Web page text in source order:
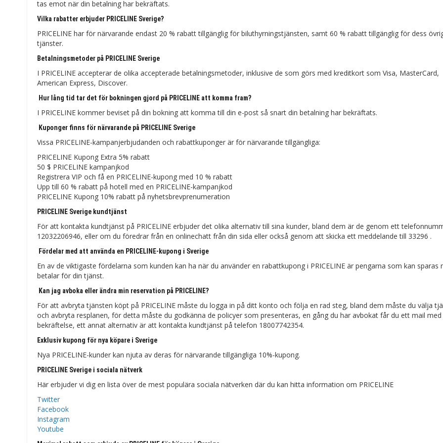
tas emot när din betalning har bekräftats.
Vilka rabatter erbjuder PRICELINE Sverige?
PRICELINE har för närvarande endast 20 % rabatt tillgänglig för biluthyrningstjänsten, samt 60 % rabatt tillgänglig för dess
tjänster.
Betalningsmetoder på PRICELINE Sverige
I PRICELINE accepterar de olika accepterade betalningsmetoder, inklusive de som görs med kreditkort som Visa, MasterCard,
American Express, Discover.
Hur lång tid tar det för bokningen gjord på PRICELINE att komma fram?
I PRICELINE kommer beviset på din bokning att komma till din e-post så snart din betalning har bekräftats.
Kuponger finns för närvarande på PRICELINE Sverige
Vissa PRICELINE-kampanjerbjudanden och rabattkuponger är för närvarande tillgängliga:
PRICELINE Kupong Extra 5% rabatt
50 $ PRICELINE kampanjkod
Registrera VIP och få en PRICELINE-kupong med 10 % rabatt
Upp till 60 % rabatt på hotell med en PRICELINE-kampanjkod
PRICELINE Kupong 10% rabatt på nyhetsbrevprenumeration
PRICELINE Sverige kundtjänst
För att kontakta kundtjänst på PRICELINE erbjuder det olika alternativ till sina kunder, bland dem är de genom ett
12032206946, eller om du föredrar från en onlinechatt från din sida eller också genom att skicka ett meddelande till 33296 .
Fördelar med att använda en PRICELINE-kupong i Sverige
En av de viktigaste fördelarna som kunden kan ha när du använder en rabattkupong i PRICELINE är pengarna som kan sparas
betalar för din tjänst.
Kan jag avboka eller ändra min reservation på PRICELINE?
För att avbryta tjänsten köpt på PRICELINE måste du logga in på ditt konto och följa en rad steg, bland dem måste du välja
och avbryta resplanen, för detta måste du godkänna de policyer som presenteras, en gång du har avbokat får du ett mail med
bekräftelse, ett annat alternativ är att kontakta kundtjänst på telefon 18007742354.
Exklusiv kupong för nya köpare i Sverige
Nya PRICELINE-kunder kan njuta av deras för närvarande tillgängliga 10%-kupong.
PRICELINE Sverige i sociala nätverk
Här erbjuder vi dig en lista över de mest populära sociala nätverken där du kan hitta information om PRICELINE
Twitter
Facebook
Instagram
Youtube